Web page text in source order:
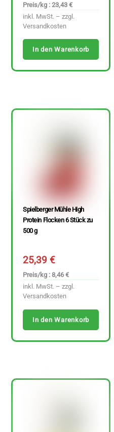
Preis/kg : 23,43 €
inkl. MwSt. – zzgl.
Versandkosten
In den Warenkorb
Spielberger Mühle High
Protein Flocken 6 Stück zu
500 g
25,39€
Preis/kg : 8,46 €
inkl. MwSt. – zzgl.
Versandkosten
In den Warenkorb